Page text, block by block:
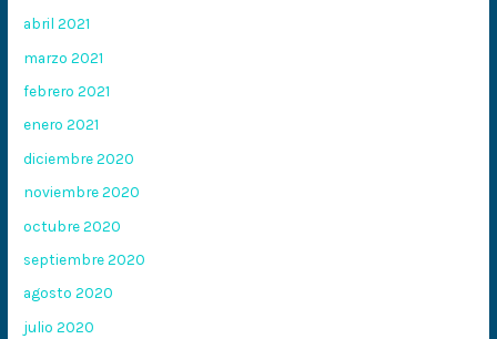
abril 2021
marzo 2021
febrero 2021
enero 2021
diciembre 2020
noviembre 2020
octubre 2020
septiembre 2020
agosto 2020
julio 2020